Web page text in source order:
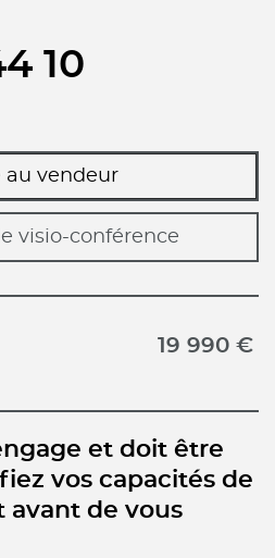
10
au vendeur
visio-conférence
19 990 €
et doit être
vos capacités de
avant de vous